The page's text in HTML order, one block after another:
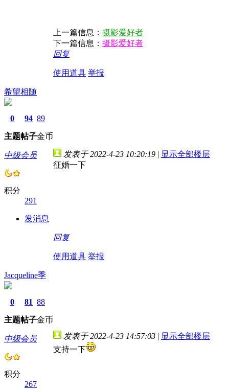
上一篇信息： 摄影爱好者
下一篇信息： 摄影爱好者
回复
使用道具 举报
希望相随
0
主题
94
帖子
89
金币
中级会员
积分
291
发消息
发表于 2022-4-23 10:20:19 | 显示全部楼层
征婚一下
回复
使用道具 举报
Jacqueline季
0
主题
81
帖子
88
金币
中级会员
积分
267
发表于 2022-4-23 14:57:03 | 显示全部楼层
支持一下